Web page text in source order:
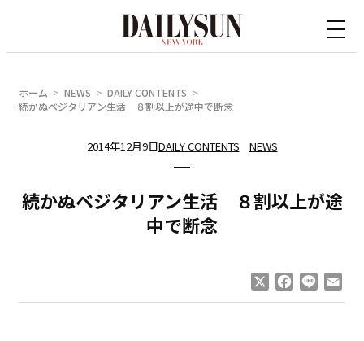
ホーム NEWS
DAILY CONTENTS
続かぬベジタリアン生活 ８割以上が途中で断念
2014年12月9日DAILY CONTENTS NEWS
続かぬベジタリアン生活 ８割以上が途
中で断念
Facebook
Line